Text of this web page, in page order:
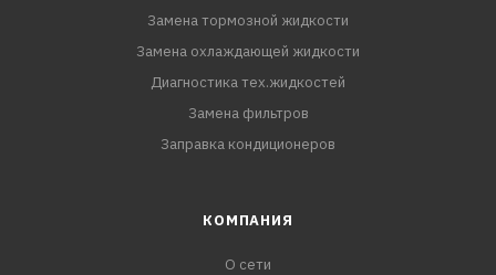
Замена тормозной жидкости
Замена охлаждающей жидкости
Диагностика тех.жидкостей
Замена фильтров
Заправка кондиционеров
КОМПАНИЯ
О сети